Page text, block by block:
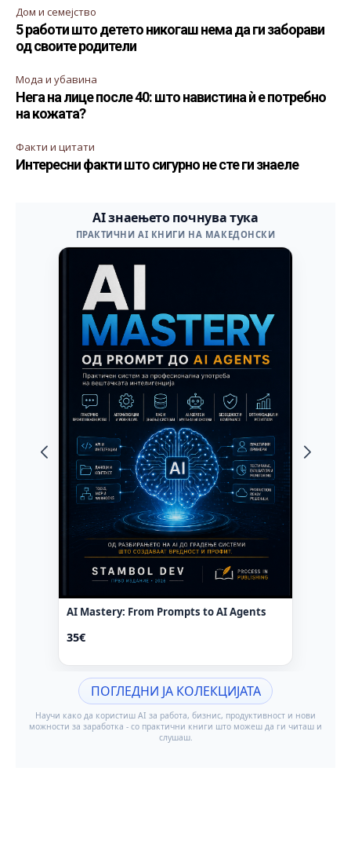
Дом и семејство
5 работи што детето никогаш нема да ги заборави
од своите родители
Мода и убавина
Нега на лице после 40: што навистина ѝ е потребно
на кожата?
Факти и цитати
Интересни факти што сигурно не сте ги знаеле